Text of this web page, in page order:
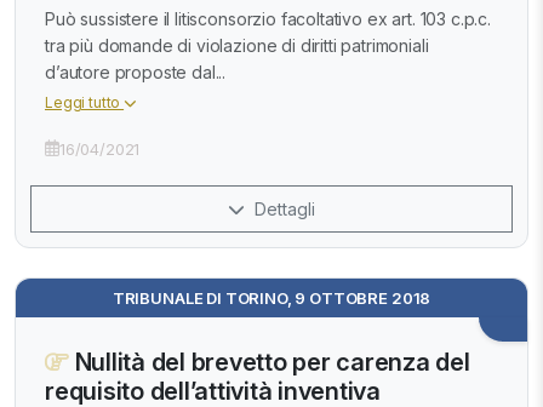
Può sussistere il litisconsorzio facoltativo ex art. 103 c.p.c.
tra più domande di violazione di diritti patrimoniali
d’autore proposte dal...
Leggi tutto
16/04/2021
Dettagli
TRIBUNALE DI TORINO, 9 OTTOBRE 2018
Nullità del brevetto per carenza del
requisito dell’attività inventiva